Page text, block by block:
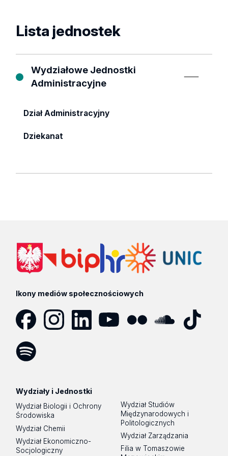
Lista jednostek
Wydziałowe Jednostki
Administracyjne
Dział Administracyjny
Dziekanat
Ikony mediów społecznościowych
Wydziały i Jednostki
Wydział Biologii i Ochrony
Środowiska
Wydział Chemii
Wydział Ekonomiczno-
Socjologiczny
Wydział Studiów
Międzynarodowych i
Politologicznych
Wydział Zarządzania
Filia w Tomaszowie